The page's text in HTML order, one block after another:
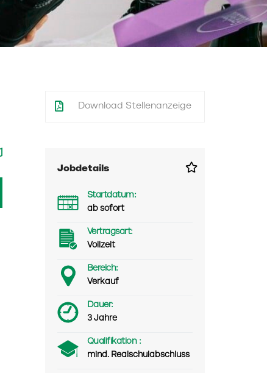
Download Stellenanzeige
Jobdetails
Startdatum:
ab sofort
Vertragsart:
Vollzeit
Bereich:
Verkauf
Dauer:
3 Jahre
Qualifikation :
mind. Realschulabschluss